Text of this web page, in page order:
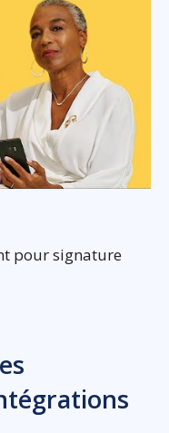
pour signature